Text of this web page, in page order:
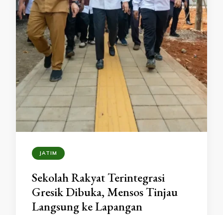
JATIM
Sekolah Rakyat Terintegrasi
Gresik Dibuka, Mensos Tinjau
Langsung ke Lapangan